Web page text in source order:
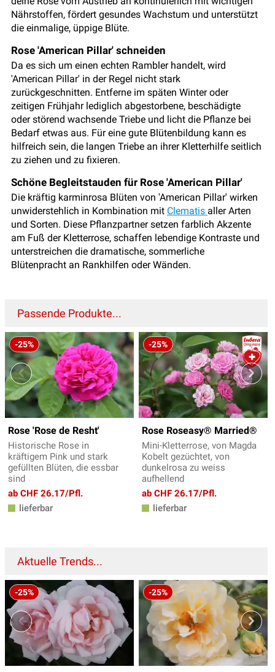
Nährstoffen, fördert gesundes Wachstum und unterstützt
die einmalige, üppige Blüte.
Rose 'American Pillar' schneiden
Da es sich um einen echten Rambler handelt, wird
'American Pillar' in der Regel nicht stark
zurückgeschnitten. Entferne im späten Winter oder
zeitigen Frühjahr lediglich abgestorbene, beschädigte
oder störend wachsende Triebe und licht die Pflanze bei
Bedarf etwas aus. Für eine gute Blütenbildung kann es
hilfreich sein, die langen Triebe an ihrer Kletterhilfe seitlich
zu ziehen und zu fixieren.
Schöne Begleitstauden für Rose 'American Pillar'
Die kräftig karminrosa Blüten von 'American Pillar' wirken
unwiderstehlich in Kombination mit Clematis aller Arten
und Sorten. Diese Pflanzpartner setzen farblich Akzente
am Fuß der Kletterrose, schaffen lebendige Kontraste und
unterstreichen die dramatische, sommerliche
Blütenpracht an Rankhilfen oder Wänden.
Passende Produkte...
-25%
Rose 'Rose de Resht'
Historische Rose in
kräftigem Pink und stark
gefüllten Blüten, die essbar
sind
ab CHF 26.17/Pfl.
lieferbar
-25%
Rose Roseasy® Married®
Mini-Kletterrose, von Magda
Kobelt gezüchtet, von
dunkelrosa zu weiss
aufhellend
ab CHF 26.17/Pfl.
lieferbar
Aktuelle Trends...
-25% -25%